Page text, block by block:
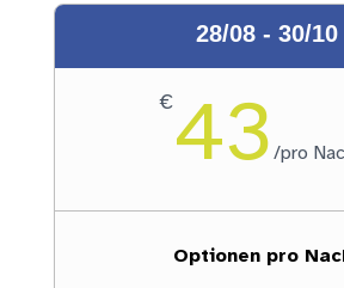
28/08 - 30/10
€43 /pro
Optionen pro